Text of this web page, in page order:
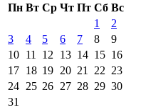
Пн Вт Ср Чт Пт Сб Вс
1
2
3
4 5 6 7 8
9
10 11 12 13 14 15 16
17 18 19 20 21 22 23
24 25 26 27 28 29 30
31